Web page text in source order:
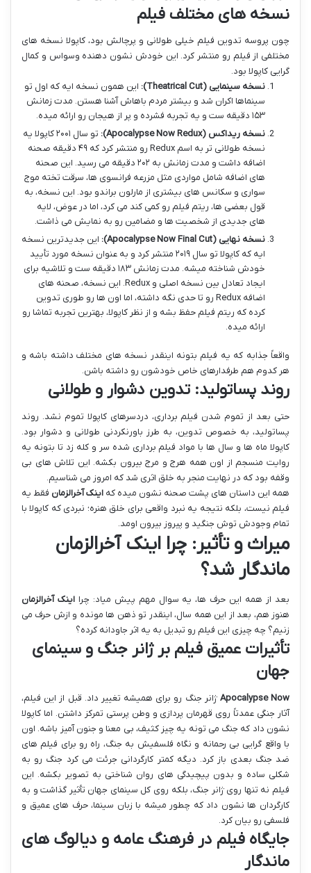
نسخه های مختلف فیلم
چون پروسه تدوین فیلم خیلی طولانی و پرچالش بود، کاپولا نسخه های
مختلفی از فیلم رو منتشر کرد. این خودش نشون دهنده وسواس و کمال
گرایی کاپولا بود.
نسخه سینمایی (Theatrical Cut):
این همون نسخه ایه که اول تو
سینماها اکران شد و بیشتر مردم باهاش آشنا هستن. مدت زمانش
۱۵۳ دقیقه ست و یه تجربه فشرده و پر از هیجان رو ارائه میده.
نسخه ریداکس (Apocalypse Now Redux):
تو سال ۲۰۰۱ کاپولا یه
نسخه طولانی تر به اسم Redux رو منتشر کرد که ۴۹ دقیقه صحنه
اضافه داشت و مدت زمانش به ۲۰۲ دقیقه می رسید. این صحنه
های اضافه شامل مواردی مثل مزرعه فرانسوی ها، سرقت تخته موج
سواری و سکانس های بیشتری از مارلون براندو بود. این نسخه، به
قول بعضی ها، ریتم فیلم رو کمی کند می کرد، اما در عوض، لایه
های جدیدی از شخصیت ها و مضامین رو به نمایش می ذاشت.
نسخه نهایی (Apocalypse Now Final Cut):
این جدیدترین نسخه
ایه که کاپولا تو سال ۲۰۱۹ منتشر کرد و به عنوان نسخه مورد تأیید
خودش شناخته میشه. مدت زمانش ۱۸۳ دقیقه ست و تلاشیه برای
ایجاد تعادل بین نسخه اصلی و Redux. این نسخه، صحنه های
اضافه Redux رو تا حدی نگه داشته، اما اون ها رو طوری تدوین
کرده که ریتم فیلم حفظ بشه و از نظر کاپولا، بهترین تجربه تماشا رو
ارائه میده.
واقعاً جذابه که یه فیلم بتونه اینقدر نسخه های مختلف داشته باشه و
هر کدوم هم طرفدارهای خاص خودشون رو داشته باشن.
روند پساتولید: تدوین دشوار و طولانی
حتی بعد از تموم شدن فیلم برداری، دردسرهای کاپولا تموم نشد. روند
پساتولید، به خصوص تدوین، به طرز باورنکردنی طولانی و دشوار بود.
کاپولا ماه ها و سال ها با مواد فیلم برداری شده سر و کله زد تا بتونه یه
روایت منسجم از اون همه هرج و مرج بیرون بکشه. این تلاش های بی
وقفه بود که در نهایت منجر به خلق اثری شد که امروز می شناسیم.
همه این داستان های پشت صحنه نشون میده که اینک آخرالزمان فقط یه
فیلم نیست، بلکه نتیجه یه نبرد واقعی برای خلق هنره؛ نبردی که کاپولا با
تمام وجودش توش جنگید و پیروز بیرون اومد.
میراث و تأثیر: چرا اینک آخرالزمان
ماندگار شد؟
بعد از همه این حرف ها، یه سوال مهم پیش میاد: چرااینک آخرالزمان
هنوز هم، بعد از این همه سال، اینقدر تو ذهن ها مونده و ازش حرف می
زنیم؟ چه چیزی این فیلم رو تبدیل به یه اثر جاودانه کرده؟
تأثیرات عمیق فیلم بر ژانر جنگ و سینمای
جهان
Apocalypse Now ژانر جنگ رو برای همیشه تغییر داد. قبل از این فیلم،
آثار جنگی عمدتاً روی قهرمان پردازی و وطن پرستی تمرکز داشتن. اما کاپولا
نشون داد که جنگ می تونه یه چیز کثیف، بی معنا و جنون آمیز باشه. اون
با واقع گرایی بی رحمانه و نگاه فلسفیش به جنگ، راه رو برای فیلم های
ضد جنگ بعدی باز کرد. دیگه کمتر کارگردانی جرئت می کرد جنگ رو به
شکلی ساده و بدون پیچیدگی های روان شناختی به تصویر بکشه. این
فیلم نه تنها روی ژانر جنگ، بلکه روی کل سینمای جهان تأثیر گذاشت و به
کارگردان ها نشون داد که چطور میشه با زبان سینما، حرف های عمیق و
فلسفی رو بیان کرد.
جایگاه فیلم در فرهنگ عامه و دیالوگ های
ماندگار